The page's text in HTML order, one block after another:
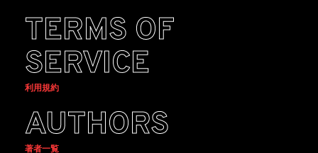
TERMS OF
SERVICE
利用規約
AUTHORS
著者一覧